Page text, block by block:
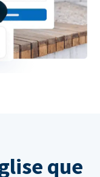
que